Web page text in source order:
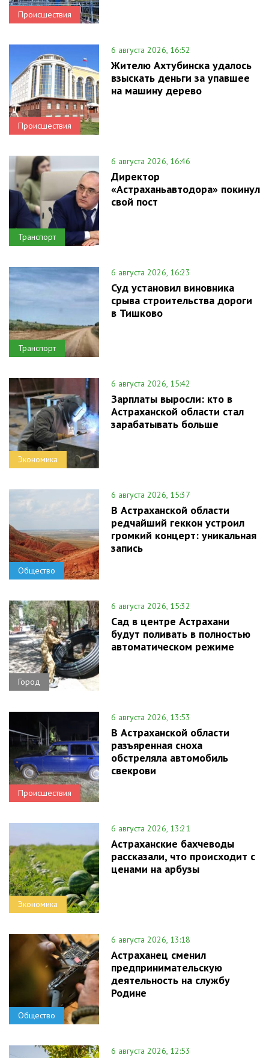
Происшествия
Происшествия
6 августа 2026, 16:52
Жителю Ахтубинска удалось
взыскать деньги за упавшее
на машину дерево
Транспорт
6 августа 2026, 16:46
Директор
«Астраханьавтодора» покинул
свой пост
Транспорт
6 августа 2026, 16:23
Суд установил виновника
срыва строительства дороги
в Тишково
Экономика
6 августа 2026, 15:42
Зарплаты выросли: кто в
Астраханской области стал
зарабатывать больше
Общество
6 августа 2026, 15:37
В Астраханской области
редчайший геккон устроил
громкий концерт: уникальная
запись
Город
6 августа 2026, 15:32
Сад в центре Астрахани
будут поливать в полностью
автоматическом режиме
Происшествия
6 августа 2026, 13:53
В Астраханской области
разъяренная сноха
обстреляла автомобиль
свекрови
Экономика
6 августа 2026, 13:21
Астраханские бахчеводы
рассказали, что происходит с
ценами на арбузы
Общество
6 августа 2026, 13:18
Астраханец сменил
предпринимательскую
деятельность на службу
Родине
6 августа 2026, 12:53